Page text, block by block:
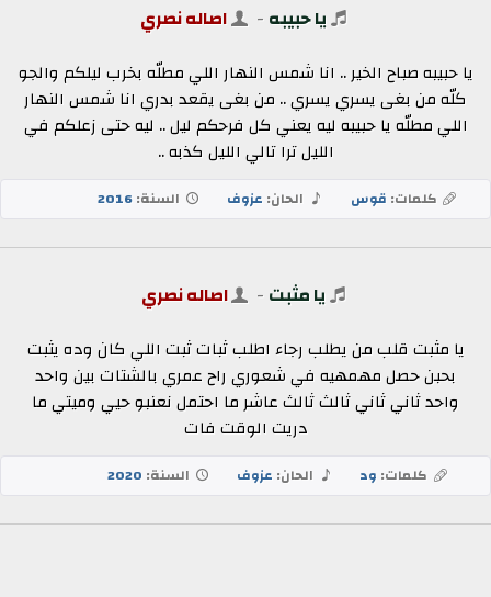
يا حبيبه - اصاله نصري
يا حبيبه صباح الخير .. انا شمس النهار اللي مطلّه بخرب ليلكم والجو
كلّه من بغى يسري يسري .. من بغى يقعد بدري انا شمس النهار
اللي مطلّه يا حبيبه ليه يعني كل فرحكم ليل .. ليه حتى زعلكم في
الليل ترا تالي الليل كذبه ..
كلمات: قوس الحان: عزوف السنة:2016
يا مثبت - اصاله نصري
يا مثبت قلب من يطلب رجاء اطلب ثبات ثبت اللي كان وده يثبت
بحبن حصل مهمهيه في شعوري راح عمري بالشتات بين واحد
واحد ثاني ثاني ثالث ثالث عاشر ما احتمل نعنبو حيي وميتي ما
دريت الوقت فات
كلمات: ود الحان: عزوف السنة: 2020